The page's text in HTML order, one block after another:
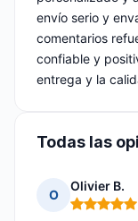
envío serio y
comentarios
confiable y
entrega y la
Todas las
O
Olivier B.
Nota: 5 de 5